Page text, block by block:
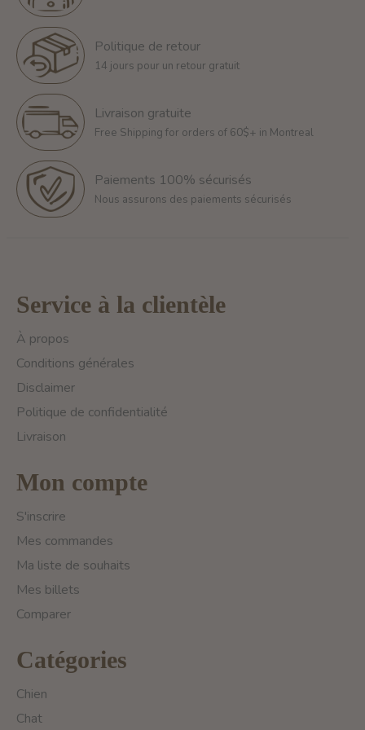
Politique de retour
14 jours pour un retour gratuit
Livraison gratuite
Free Shipping for orders of 60$+ in Montreal
Paiements 100% sécurisés
Nous assurons des paiements sécurisés
Service à la clientèle
À propos
Conditions générales
Disclaimer
Politique de confidentialité
Livraison
Mon compte
S'inscrire
Mes commandes
Ma liste de souhaits
Mes billets
Comparer
Catégories
Chien
Chat